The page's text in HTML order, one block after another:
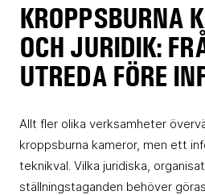
KROPPSBURNA
OCH JURIDIK:
UTREDA FÖRE
Allt fler olika verksamheter
kroppsburna kameror, men ett
teknikval. Vilka juridiska,
ställningstaganden behöver